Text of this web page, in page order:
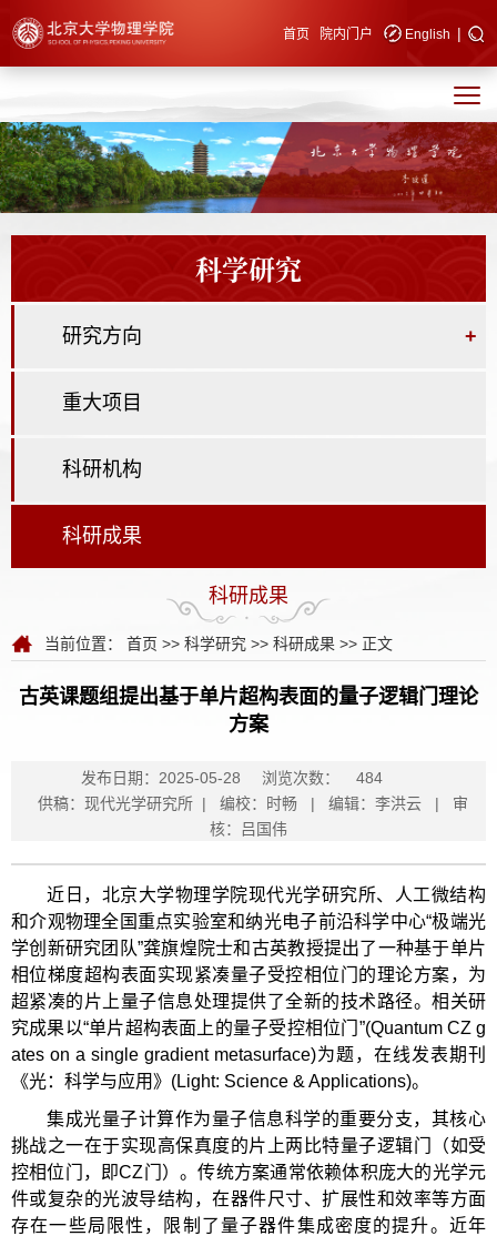
快速导航 首页 院内门户 English |
科学研究
研究方向 +
重大项目
科研机构
科研成果
科研成果
当前位置： 首页 >> 科学研究 >> 科研成果 >> 正文
古英课题组提出基于单片超构表面的量子逻辑门理论
方案
发布日期：2025-05-28 浏览次数：
484
供稿：现代光学研究所 | 编校：时畅 | 编辑：李洪云 | 审
核：吕国伟
近日，北京大学物理学院现代光学研究所、人工微结构
和介观物理全国重点实验室和纳光电子前沿科学中心“极端光
学创新研究团队”龚旗煌院士和古英教授提出了一种基于单片
相位梯度超构表面实现紧凑量子受控相位门的理论方案，为
超紧凑的片上量子信息处理提供了全新的技术路径。相关研
究成果以“单片超构表面上的量子受控相位门”(Quantum CZ g
ates on a single gradient metasurface)为题，在线发表期刊
《光：科学与应用》(Light: Science & Applications)。
集成光量子计算作为量子信息科学的重要分支，其核心
挑战之一在于实现高保真度的片上两比特量子逻辑门（如受
控相位门，即CZ门）。传统方案通常依赖体积庞大的光学元
件或复杂的光波导结构，在器件尺寸、扩展性和效率等方面
存在一些局限性，限制了量子器件集成密度的提升。近年